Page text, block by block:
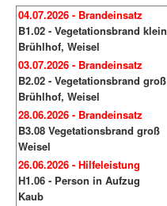
04.07.2026 - Brandeinsatz
B1.02 - Vegetationsbrand klein
Brühlhof, Weisel
03.07.2026 - Brandeinsatz
B2.02 - Vegetationsbrand groß
Brühlhof, Weisel
28.06.2026 - Brandeinsatz
B3.08 Vegetationsbrand groß
Weisel
26.06.2026 - Hilfeleistung
H1.06 - Person in Aufzug
Kaub